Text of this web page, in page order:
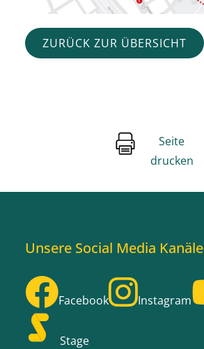
ZURÜCK ZUR ÜBERSICHT
Seite
drucken
Unsere Social Media Kanäle
Facebook Instagram
Stage